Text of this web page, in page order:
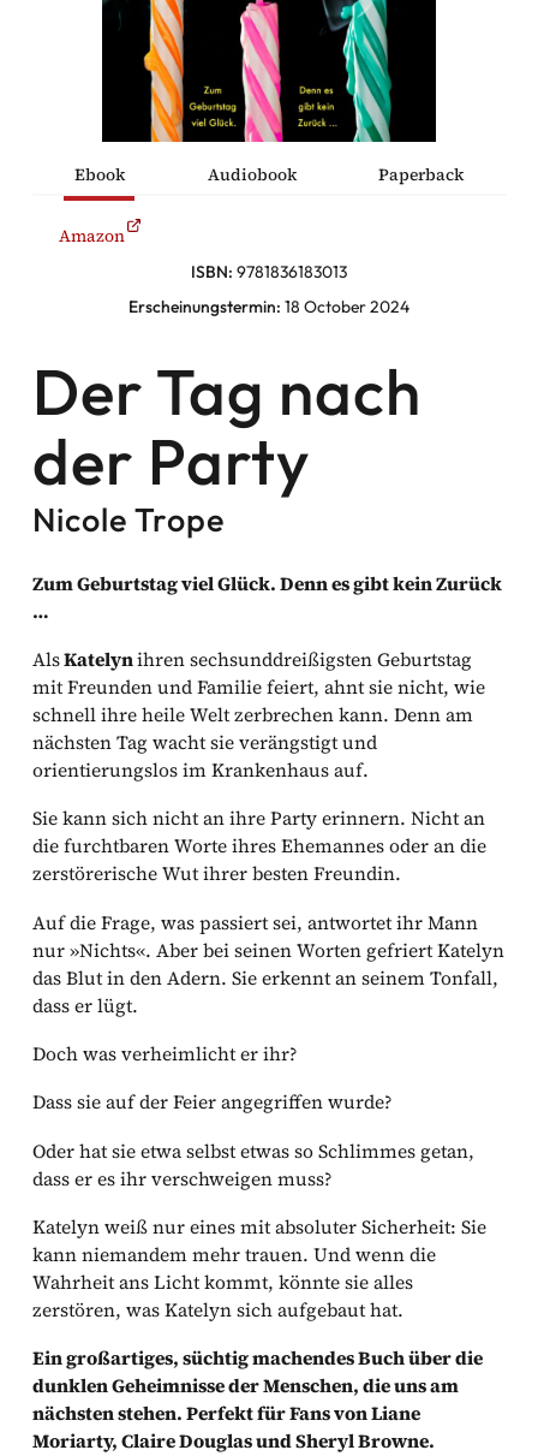
Facebook
Instagram
Twitter
Komödien
Ebook Audiobook Paperback
Amazon
ISBN: 9781836183013
Erscheinungstermin: 18 October 2024
Der Tag nach
der Party
Nicole Trope
Zum Geburtstag viel Glück. Denn es gibt kein Zurück
…
AlsKatelynihren sechsunddreißigsten Geburtstag
mit Freunden und Familie feiert, ahnt sie nicht, wie
schnell ihre heile Welt zerbrechen kann. Denn am
nächsten Tag wacht sie verängstigt und
orientierungslos im Krankenhaus auf.
Sie kann sich nicht an ihre Party erinnern. Nicht an
die furchtbaren Worte ihres Ehemannes oder an die
zerstörerische Wut ihrer besten Freundin.
Auf die Frage, was passiert sei, antwortet ihr Mann
nur »Nichts«. Aber bei seinen Worten gefriert Katelyn
das Blut in den Adern. Sie erkennt an seinem Tonfall,
dass er lügt.
Doch was verheimlicht er ihr?
Dass sie auf der Feier angegriffen wurde?
Oder hat sie etwa selbst etwas so Schlimmes getan,
dass er es ihr verschweigen muss?
Katelyn weiß nur eines mit absoluter Sicherheit: Sie
kann niemandem mehr trauen. Und wenn die
Wahrheit ans Licht kommt, könnte sie alles
zerstören, was Katelyn sich aufgebaut hat.
Ein großartiges, süchtig machendes Buch über die
dunklen Geheimnisse der Menschen, die uns am
nächsten stehen. Perfekt für Fans von Liane
Moriarty, Claire Douglas und Sheryl Browne.